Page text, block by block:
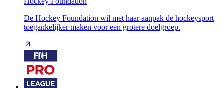
De Hockey Foundation wil met haar aanpak de hockeysport
toegankelijker maken voor een grotere doelgroep.